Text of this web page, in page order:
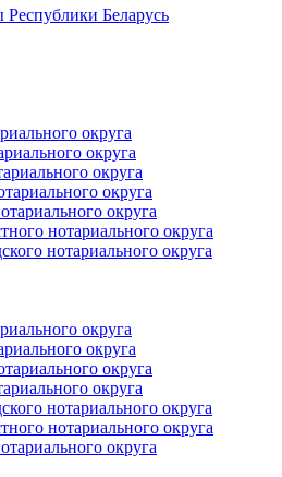
Республики Беларусь
округа
округа
округа
округа
округа
нотариального округа
нотариального округа
округа
округа
округа
округа
нотариального округа
нотариального округа
округа